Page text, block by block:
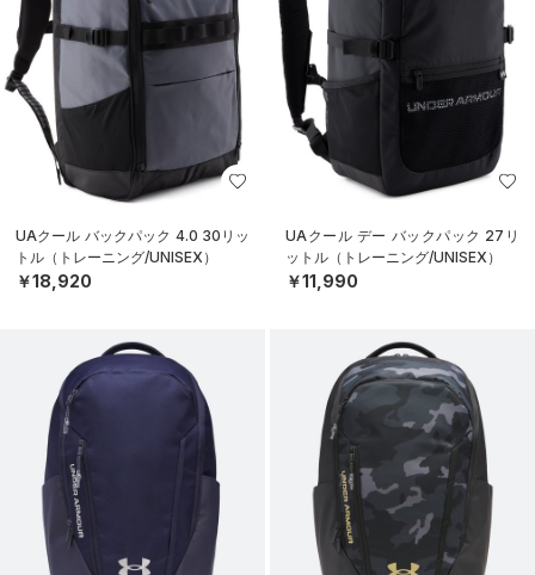
UAクール バックパック 4.0 30リッ
トル（トレーニング/UNISEX）
￥18,920
UAクール デー バックパック 27リ
ットル（トレーニング/UNISEX）
￥11,990